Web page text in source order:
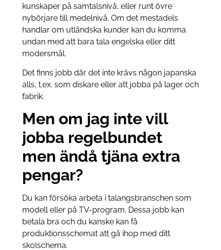
kunskaper på samtalsnivå, eller runt övre
nybörjare till medelnivå. Om det mestadels
handlar om utländska kunder kan du komma
undan med att bara tala engelska eller ditt
modersmål.
Det finns jobb där det inte krävs någon japanska
alls, t.ex. som diskare eller att jobba på lager och
fabrik.
Men om jag inte vill
jobba regelbundet
men ändå tjäna extra
pengar?
Du kan försöka arbeta i talangsbranschen som
modell eller på TV-program. Dessa jobb kan
betala bra och du kanske kan få
produktionsschemat att gå ihop med ditt
skolschema.